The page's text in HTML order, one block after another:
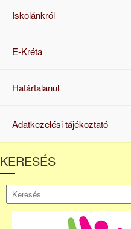
Iskolánkról
E-Kréta
Határtalanul
Adatkezelési tájékoztató
KERESÉS